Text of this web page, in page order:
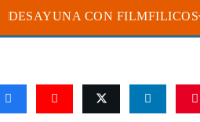
DESAYUNA CON FILMFILICOS